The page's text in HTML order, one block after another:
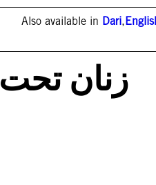
Also available in Dari,
زنان